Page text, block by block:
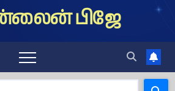
பிஜே